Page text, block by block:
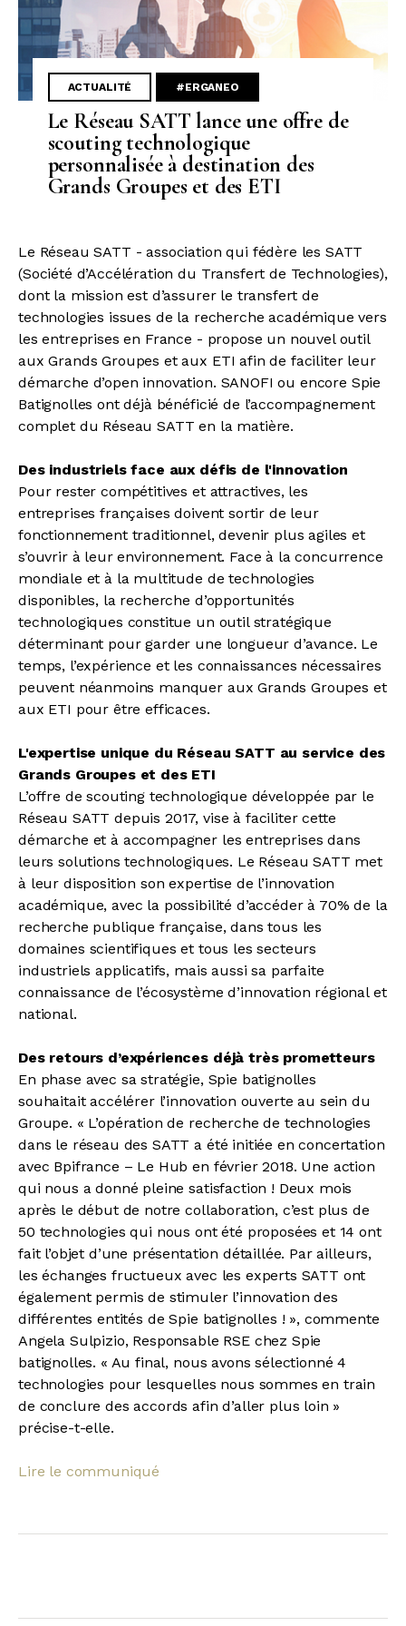
ACTUALITÉ #ERGANEO
Le Réseau SATT lance une offre de
scouting technologique
personnalisée à destination des
Grands Groupes et des ETI
Le Réseau SATT - association qui fédère les SATT
(Société d’Accélération du Transfert de Technologies),
dont la mission est d’assurer le transfert de
technologies issues de la recherche académique vers
les entreprises en France - propose un nouvel outil
aux Grands Groupes et aux ETI afin de faciliter leur
démarche d’open innovation. SANOFI ou encore Spie
Batignolles ont déjà bénéficié de l’accompagnement
complet du Réseau SATT en la matière.
Des industriels face aux défis de l'innovation
Pour rester compétitives et attractives, les
entreprises françaises doivent sortir de leur
fonctionnement traditionnel, devenir plus agiles et
s’ouvrir à leur environnement. Face à la concurrence
mondiale et à la multitude de technologies
disponibles, la recherche d’opportunités
technologiques constitue un outil stratégique
déterminant pour garder une longueur d’avance. Le
temps, l’expérience et les connaissances nécessaires
peuvent néanmoins manquer aux Grands Groupes et
aux ETI pour être efficaces.
L'expertise unique du Réseau SATT au service des
Grands Groupes et des ETI
L’offre de scouting technologique développée par le
Réseau SATT depuis 2017, vise à faciliter cette
démarche et à accompagner les entreprises dans
leurs solutions technologiques. Le Réseau SATT met
à leur disposition son expertise de l’innovation
académique, avec la possibilité d’accéder à 70% de la
recherche publique française, dans tous les
domaines scientifiques et tous les secteurs
industriels applicatifs, mais aussi sa parfaite
connaissance de l’écosystème d’innovation régional et
national.
Des retours d’expériences déjà très prometteurs
En phase avec sa stratégie, Spie batignolles
souhaitait accélérer l’innovation ouverte au sein du
Groupe. « L’opération de recherche de technologies
dans le réseau des SATT a été initiée en concertation
avec Bpifrance – Le Hub en février 2018. Une action
qui nous a donné pleine satisfaction ! Deux mois
après le début de notre collaboration, c’est plus de
50 technologies qui nous ont été proposées et 14 ont
fait l’objet d’une présentation détaillée. Par ailleurs,
les échanges fructueux avec les experts SATT ont
également permis de stimuler l’innovation des
différentes entités de Spie batignolles ! », commente
Angela Sulpizio, Responsable RSE chez Spie
batignolles. « Au final, nous avons sélectionné 4
technologies pour lesquelles nous sommes en train
de conclure des accords afin d’aller plus loin »
précise-t-elle.
Lire le communiqué